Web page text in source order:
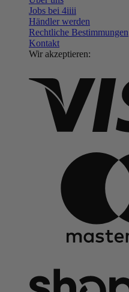
Jobs bei 4iiii
Händler werden
Rechtliche Bestimmungen
Kontakt
Wir akzeptieren: